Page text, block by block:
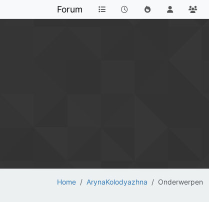
Forum
Home ArynaKolodyazhna Onderwerpen